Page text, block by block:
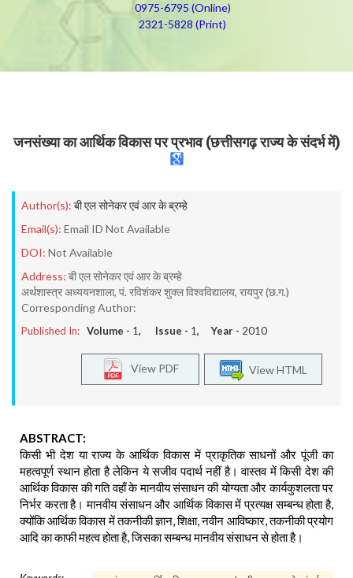
0975-6795 (Online)
2321-5828 (Print)
जनसंख्या का आर्थिक विकास पर प्रभाव (छत्तीसगढ़ राज्य के संदर्भ में)
Author(s): बी एल सोनेकर एवं आर के ब्रम्हे
Email(s): Email ID Not Available
DOI: Not Available
Address: बी एल सोनेकर एवं आर के ब्रम्हे
अर्थशास्त्र अध्ययनशाला, पं. रविशंकर शुक्ल विश्वविद्यालय, रायपुर (छ.ग.)
Corresponding Author:
Published In: Volume - 1, Issue - 1, Year - 2010
View HTML
View PDF
ABSTRACT:
किसी भी देश या राज्य के आर्थिक विकास में प्राकृतिक साधनों और पूंजी का
महत्वपूर्ण स्थान होता है लेकिन ये सजीव पदार्थ नहीं है। वास्तव में किसी देश की
आर्थिक विकास की गति वहाँ के मानवीय संसाधन की योग्यता और कार्यकुशलता पर
निर्भर करता है। मानवीय संसाधन और आर्थिक विकास में प्रत्यक्ष सम्बन्ध होता है,
क्योंकि आर्थिक विकास में तकनीकी ज्ञान, शिक्षा, नवीन आविष्कार, तकनीकी प्रयोग
आदि का काफी महत्व होता है, जिसका सम्बन्ध मानवीय संसाधन से होता है।